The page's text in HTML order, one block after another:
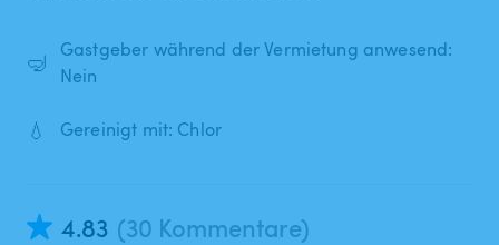
🤿
Gastgeber während der Vermietung anwesend:
Nein
💧 Gereinigt mit: Chlor
4.83 (30 Kommentare)